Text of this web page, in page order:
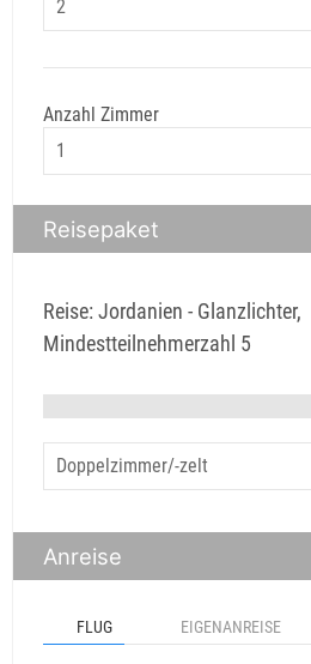
Anzahl Zimmer
Reisepaket
Reise: Jordanien - Glanzlichter,
Mindestteilnehmerzahl 5
Anreise
FLUG EIGENANREISE